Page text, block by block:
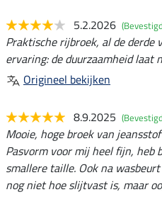
5.2.2026
Praktische rijbroek, al de derde
ervaring: de duurzaamheid laat
Origineel bekijken
8.9.2025
Mooie, hoge broek van
Pasvorm voor mij heel fijn, heb
smallere taille. Ook na
nog niet hoe slijtvast is, maar